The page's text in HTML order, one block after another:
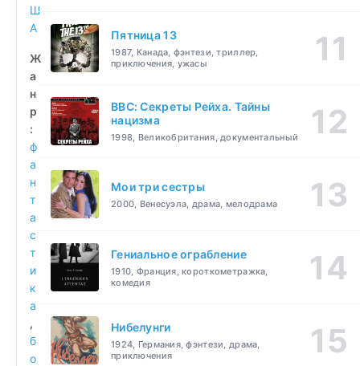
Ш
А
Ж
а
н
р
:
ф
а
н
т
а
с
т
и
к
а
,
б
о
Пятница 13
1987, Канада, фэнтези, триллер,
приключения, ужасы
BBC: Секреты Рейха. Тайны
нацизма
1998, Великобритания, документальный
Мои три сестры
2000, Венесуэла, драма, мелодрама
Гениальное ограбление
1910, Франция, короткометражка,
комедия
Нибелунги
1924, Германия, фэнтези, драма,
приключения